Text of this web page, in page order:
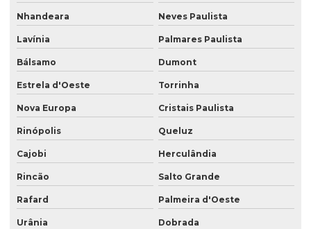
Nhandeara Neves Paulista
Lavínia Palmares Paulista
Bálsamo Dumont
Estrela d'Oeste Torrinha
Nova Europa Cristais Paulista
Rinópolis Queluz
Cajobi Herculândia
Rincão Salto Grande
Rafard Palmeira d'Oeste
Urânia Dobrada